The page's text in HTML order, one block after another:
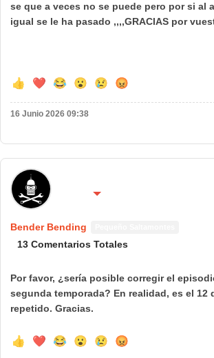
se que a veces no se puede pero por si al
igual se le ha pasado ,,,,GRACIAS por
👍 ❤️ 😂 😮 😢 😡
16 Junio 2026 09:38
Bender Bending
13 Comentarios Totales
Por favor, ¿sería posible corregir el
segunda temporada? En realidad, es el 12
repetido. Gracias.
👍 ❤️ 😂 😮 😢 😡